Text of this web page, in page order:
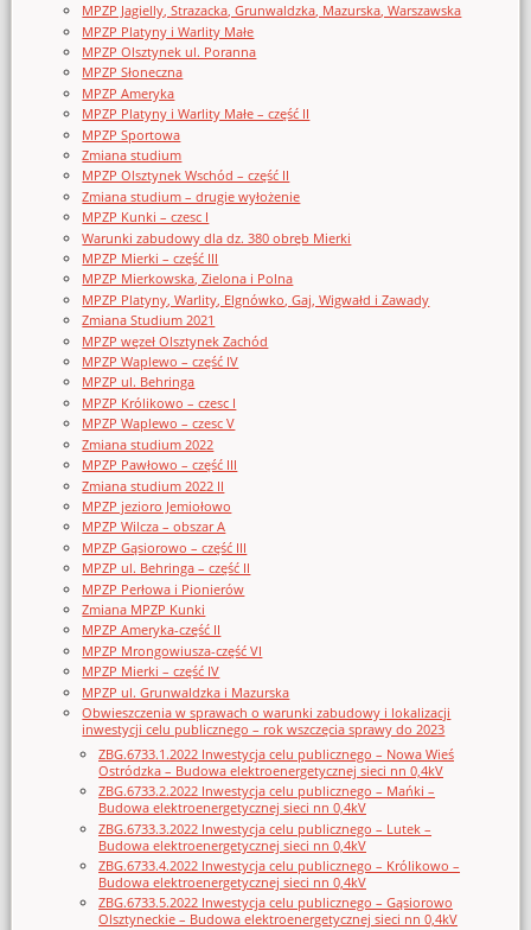
MPZP Jagielly, Strazacka, Grunwaldzka, Mazurska, Warszawska
MPZP Platyny i Warlity Małe
MPZP Olsztynek ul. Poranna
MPZP Słoneczna
MPZP Ameryka
MPZP Platyny i Warlity Małe – część II
MPZP Sportowa
Zmiana studium
MPZP Olsztynek Wschód – część II
Zmiana studium – drugie wyłożenie
MPZP Kunki – czesc I
Warunki zabudowy dla dz. 380 obręb Mierki
MPZP Mierki – część III
MPZP Mierkowska, Zielona i Polna
MPZP Platyny, Warlity, Elgnówko, Gaj, Wigwałd i Zawady
Zmiana Studium 2021
MPZP węzeł Olsztynek Zachód
MPZP Waplewo – część IV
MPZP ul. Behringa
MPZP Królikowo – czesc I
MPZP Waplewo – czesc V
Zmiana studium 2022
MPZP Pawłowo – część III
Zmiana studium 2022 II
MPZP jezioro Jemiołowo
MPZP Wilcza – obszar A
MPZP Gąsiorowo – część III
MPZP ul. Behringa – część II
MPZP Perłowa i Pionierów
Zmiana MPZP Kunki
MPZP Ameryka-część II
MPZP Mrongowiusza-część VI
MPZP Mierki – część IV
MPZP ul. Grunwaldzka i Mazurska
Obwieszczenia w sprawach o warunki zabudowy i lokalizacji
inwestycji celu publicznego – rok wszczęcia sprawy do 2023
ZBG.6733.1.2022 Inwestycja celu publicznego – Nowa Wieś
Ostródzka – Budowa elektroenergetycznej sieci nn 0,4kV
ZBG.6733.2.2022 Inwestycja celu publicznego – Mańki –
Budowa elektroenergetycznej sieci nn 0,4kV
ZBG.6733.3.2022 Inwestycja celu publicznego – Lutek –
Budowa elektroenergetycznej sieci nn 0,4kV
ZBG.6733.4.2022 Inwestycja celu publicznego – Królikowo –
Budowa elektroenergetycznej sieci nn 0,4kV
ZBG.6733.5.2022 Inwestycja celu publicznego – Gąsiorowo
Olsztyneckie – Budowa elektroenergetycznej sieci nn 0,4kV